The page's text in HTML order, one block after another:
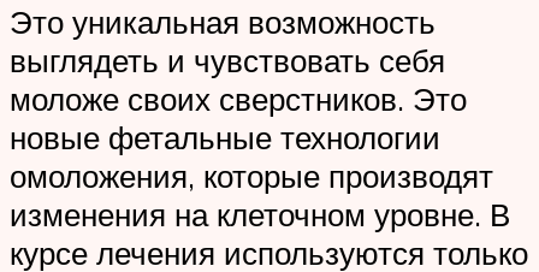
Это уникальная возможность
выглядеть и чувствовать себя
моложе своих сверстников. Это
новые фетальные технологии
омоложения, которые производят
изменения на клеточном уровне. В
курсе лечения используются только